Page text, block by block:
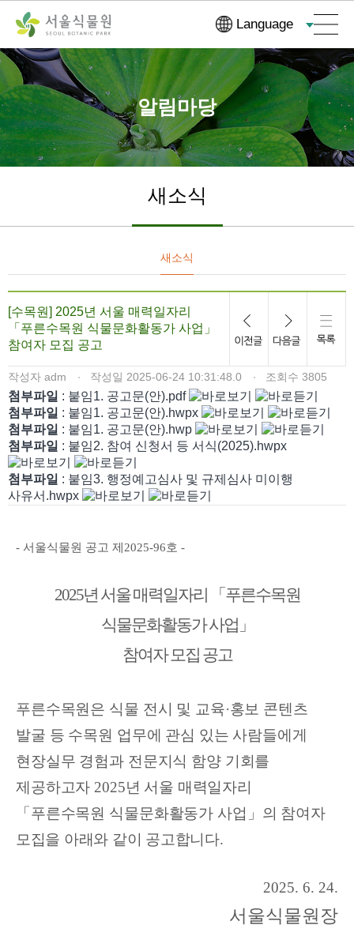
츠
바
로
가
기
본문으로
바로가기
Language
알림마당
새소식
새소식
[수목원] 2025년 서울 매력일자리
「푸른수목원 식물문화활동가 사업」
참여자 모집 공고
작성자 adm 작성일 2025-06-24 10:31:48.0 조회수 3805
첨부파일 : 붙임1. 공고문(안).pdf
첨부파일 : 붙임1. 공고문(안).hwpx
첨부파일 : 붙임1. 공고문(안).hwp
첨부파일 : 붙임2. 참여 신청서 등 서식(2025).hwpx
첨부파일 : 붙임3. 행정예고심사 및 규제심사 미이행
사유서.hwpx
- 서울식물원 공고 제 2025-96호 -
2025년 서울 매력일자리 「 푸른수목원
식물문화활동가 사업 」
참여자 모집 공고
푸른수목원은 식물 전시 및 교육·홍보 콘텐츠
발굴 등 수목원 업무에 관심 있는 사람들에게
현장실무 경험과 전문지식 함양 기회를
제공하고자 2025년 서울 매력일자리
「 푸른수목원 식물문화활동가 사업 」 의 참여자
모집을 아래와 같이 공고합니다.
2025. 6. 24.
서울식물원장